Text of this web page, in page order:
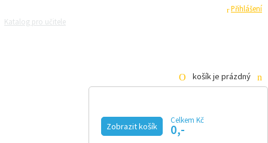
Přihlášení
Katalog pro učitele
košík je prázdný
Zobrazit košík
Celkem Kč
0,-